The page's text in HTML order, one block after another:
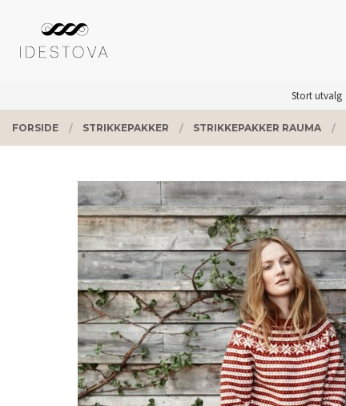
innholdet
Stort utvalg
PRODUKTER
FORSIDE STRIKKEPAKKER STRIKKEPAKKER RAUMA